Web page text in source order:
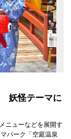
妖怪テーマに
ニューなどを展開す
パーク「空庭温泉